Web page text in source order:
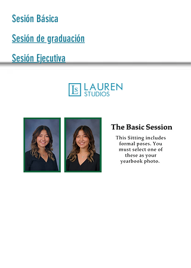
Sesión Básica
Sesión de graduación
Sesión Ejecutiva